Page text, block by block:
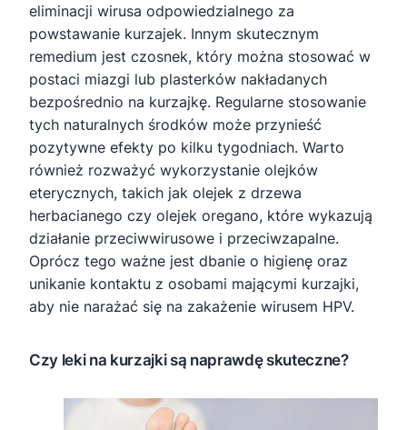
eliminacji wirusa odpowiedzialnego za
powstawanie kurzajek. Innym skutecznym
remedium jest czosnek, który można stosować w
postaci miazgi lub plasterków nakładanych
bezpośrednio na kurzajkę. Regularne stosowanie
tych naturalnych środków może przynieść
pozytywne efekty po kilku tygodniach. Warto
również rozważyć wykorzystanie olejków
eterycznych, takich jak olejek z drzewa
herbacianego czy olejek oregano, które wykazują
działanie przeciwwirusowe i przeciwzapalne.
Oprócz tego ważne jest dbanie o higienę oraz
unikanie kontaktu z osobami mającymi kurzajki,
aby nie narażać się na zakażenie wirusem HPV.
Czy leki na kurzajki są naprawdę skuteczne?